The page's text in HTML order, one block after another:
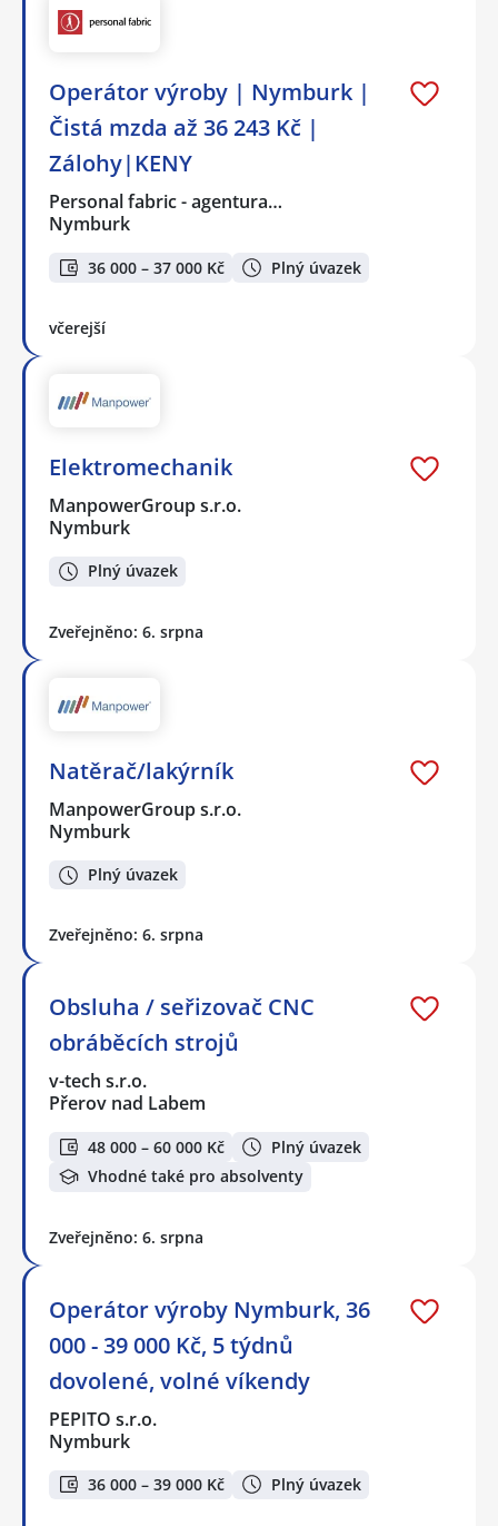
Operátor výroby | Nymburk |
Čistá mzda až 36 243 Kč |
Zálohy|KENY
Personal fabric - agentura…
Nymburk
36 000 – 37 000 Kč Plný úvazek
včerejší
Elektromechanik
ManpowerGroup s.r.o.
Nymburk
Plný úvazek
Zveřejněno: 6. srpna
Natěrač/lakýrník
ManpowerGroup s.r.o.
Nymburk
Plný úvazek
Zveřejněno: 6. srpna
Obsluha / seřizovač CNC
obráběcích strojů
v-tech s.r.o.
Přerov nad Labem
48 000 – 60 000 Kč
Plný úvazek
Vhodné také pro absolventy
Zveřejněno: 6. srpna
Operátor výroby Nymburk, 36
000 - 39 000 Kč, 5 týdnů
dovolené, volné víkendy
PEPITO s.r.o.
Nymburk
36 000 – 39 000 Kč Plný úvazek